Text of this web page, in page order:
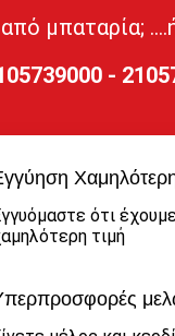
μπαταρία;
-
ότι
τιμή